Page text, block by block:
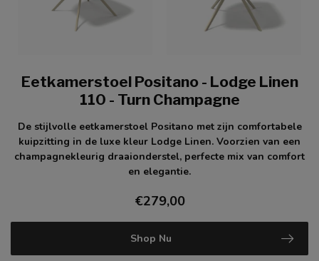
Eetkamerstoel Positano - Lodge Linen
110 - Turn Champagne
De stijlvolle eetkamerstoel Positano met zijn comfortabele
kuipzitting in de luxe kleur Lodge Linen. Voorzien van een
champagnekleurig draaionderstel, perfecte mix van comfort
en elegantie.
€279,00
Shop Nu